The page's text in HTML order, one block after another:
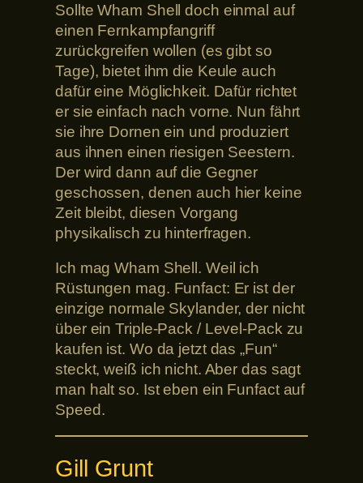
Sollte Wham Shell doch einmal auf
einen Fernkampfangriff
zurückgreifen wollen (es gibt so
Tage), bietet ihm die Keule auch
dafür eine Möglichkeit. Dafür richtet
er sie einfach nach vorne. Nun fährt
sie ihre Dornen ein und produziert
aus ihnen einen riesigen Seestern.
Der wird dann auf die Gegner
geschossen, denen auch hier keine
Zeit bleibt, diesen Vorgang
physikalisch zu hinterfragen.
Ich mag Wham Shell. Weil ich
Rüstungen mag. Funfact: Er ist der
einzige normale Skylander, der nicht
über ein Triple-Pack / Level-Pack zu
kaufen ist. Wo da jetzt das „Fun“
steckt, weiß ich nicht. Aber das sagt
man halt so. Ist eben ein Funfact auf
Speed.
Gill Grunt